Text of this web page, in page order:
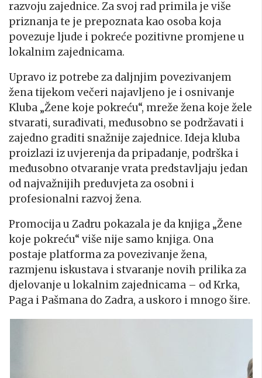
razvoju zajednice. Za svoj rad primila je više
priznanja te je prepoznata kao osoba koja
povezuje ljude i pokreće pozitivne promjene u
lokalnim zajednicama.
Upravo iz potrebe za daljnjim povezivanjem
žena tijekom večeri najavljeno je i osnivanje
Kluba „Žene koje pokreću“, mreže žena koje žele
stvarati, surađivati, međusobno se podržavati i
zajedno graditi snažnije zajednice. Ideja kluba
proizlazi iz uvjerenja da pripadanje, podrška i
međusobno otvaranje vrata predstavljaju jedan
od najvažnijih preduvjeta za osobni i
profesionalni razvoj žena.
Promocija u Zadru pokazala je da knjiga „Žene
koje pokreću“ više nije samo knjiga. Ona
postaje platforma za povezivanje žena,
razmjenu iskustava i stvaranje novih prilika za
djelovanje u lokalnim zajednicama – od Krka,
Paga i Pašmana do Zadra, a uskoro i mnogo šire.